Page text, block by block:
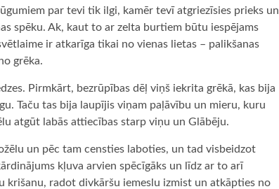
par tevi tik ilgi, kamēr tevī atgriezīsies prieks un
spēku. Ak, kaut to ar zelta burtiem būtu iespējams
ir atkarīga tikai no vienas lietas – palikšanas
grēka.
Pirmkārt, bezrūpības dēļ viņš iekrita grēkā, kas bija
Taču tas bija laupījis viņam paļāvību un mieru, kuru
atgūt labās attiecības starp viņu un Glābēju.
un pēc tam censties laboties, un tad visbeidzot
kļuva arvien spēcīgāks un līdz ar to arī
krišanu, radot divkāršu iemeslu izmist un atkāpties no